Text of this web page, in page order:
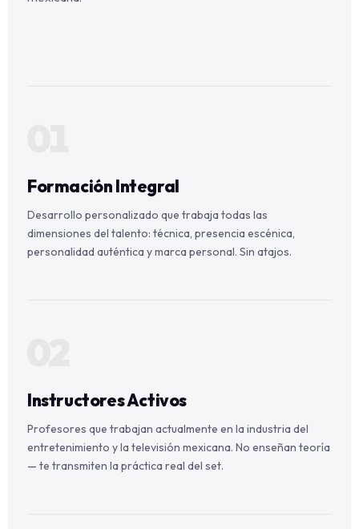
Formación Integral
Desarrollo personalizado que trabaja todas las
dimensiones del talento: técnica, presencia escénica,
personalidad auténtica y marca personal. Sin atajos.
Instructores Activos
Profesores que trabajan actualmente en la industria del
entretenimiento y la televisión mexicana. No enseñan teoría
— te transmiten la práctica real del set.